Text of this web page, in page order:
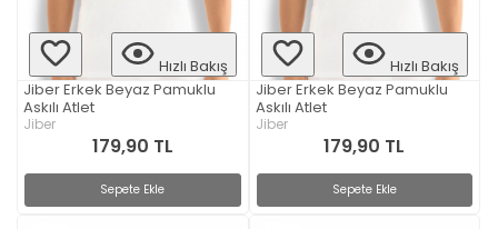
Hızlı Bakış
Jiber Erkek Beyaz Pamuklu
Askılı Atlet
Jiber
179,90 TL
Sepete Ekle
Hızlı Bakış
Jiber Erkek Beyaz Pamuklu
Askılı Atlet
Jiber
179,90 TL
Sepete Ekle